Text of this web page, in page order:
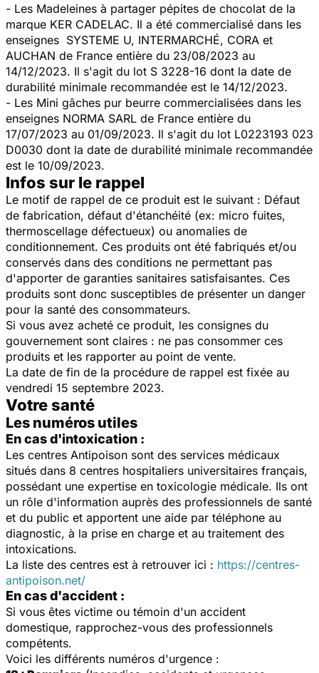
- Les Madeleines à partager pépites de chocolat de la
marque KER CADELAC. Il a été commercialisé dans les
enseignes SYSTEME U, INTERMARCHÉ, CORA et
AUCHAN de France entière du 23/08/2023 au
14/12/2023. Il s'agit du lot S 3228-16 dont la date de
durabilité minimale recommandée est le 14/12/2023.
- Les Mini gâches pur beurre commercialisées dans les
enseignes NORMA SARL de France entière du
17/07/2023 au 01/09/2023. Il s'agit du lot L0223193 023
D0030 dont la date de durabilité minimale recommandée
est le 10/09/2023.
Infos sur le rappel
Le motif de rappel de ce produit est le suivant : Défaut
de fabrication, défaut d'étanchéité (ex: micro fuites,
thermoscellage défectueux) ou anomalies de
conditionnement. Ces produits ont été fabriqués et/ou
conservés dans des conditions ne permettant pas
d'apporter de garanties sanitaires satisfaisantes. Ces
produits sont donc susceptibles de présenter un danger
pour la santé des consommateurs.
Si vous avez acheté ce produit, les consignes du
gouvernement sont claires : ne pas consommer ces
produits et les rapporter au point de vente.
La date de fin de la procédure de rappel est fixée au
vendredi 15 septembre 2023.
Votre santé
Les numéros utiles
En cas d'intoxication :
Les centres Antipoison sont des services médicaux
situés dans 8 centres hospitaliers universitaires français,
possédant une expertise en toxicologie médicale. Ils ont
un rôle d'information auprès des professionnels de santé
et du public et apportent une aide par téléphone au
diagnostic, à la prise en charge et au traitement des
intoxications.
La liste des centres est à retrouver ici : https://centres-
antipoison.net/
En cas d'accident :
Si vous êtes victime ou témoin d'un accident
domestique, rapprochez-vous des professionnels
compétents.
Voici les différents numéros d'urgence :